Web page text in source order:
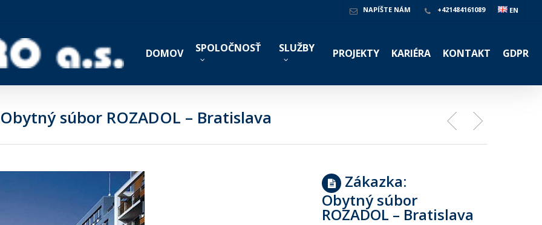
NAPÍŠTE NÁM +421484161089 EN
DOMOV SPOLOČNOSŤ SLUŽBY PROJEKTY KARIÉRA KONTAKT GDPR
Obytný súbor ROZADOL – Bratislava
Zákazka:
Obytný súbor
ROZADOL – Bratislava